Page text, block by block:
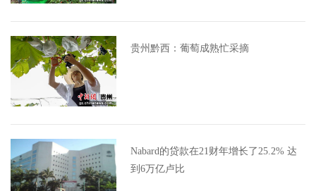
贵州黔西：葡萄成熟忙采摘
Nabard的贷款在21财年增长了25.2% 达
到6万亿卢比